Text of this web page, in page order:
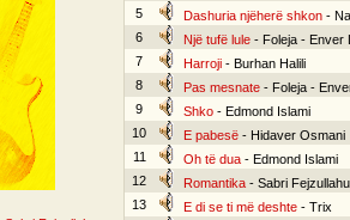
5
Dashuria njëherë shkon-
6
Një tufë lule- Foleja - Enver
7
Harroji- Burhan Halili
8
Pas mesnate- Foleja -
9
Shko- Edmond Islami
10
E pabesë- Hidaver Osmani
11
Oh të dua- Edmond Islami
12
Romantika- Sabri Fejzullahu
13
E di se ti më deshte- Trix